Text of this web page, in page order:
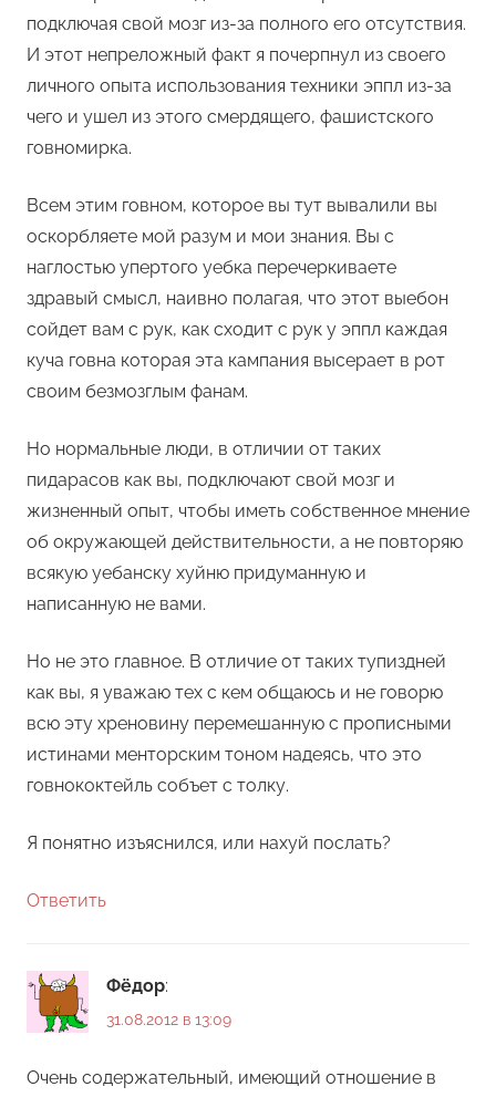
подключая свой мозг из-за полного его отсутствия.
И этот непреложный факт я почерпнул из своего
личного опыта использования техники эппл из-за
чего и ушел из этого смердящего, фашистского
говномирка.
Всем этим говном, которое вы тут вывалили вы
оскорбляете мой разум и мои знания. Вы с
наглостью упертого уебка перечеркиваете
здравый смысл, наивно полагая, что этот выебон
сойдет вам с рук, как сходит с рук у эппл каждая
куча говна которая эта кампания высерает в рот
своим безмозглым фанам.
Но нормальные люди, в отличии от таких
пидарасов как вы, подключают свой мозг и
жизненный опыт, чтобы иметь собственное мнение
об окружающей действительности, а не повторяю
всякую уебанску хуйню придуманную и
написанную не вами.
Но не это главное. В отличие от таких тупиздней
как вы, я уважаю тех с кем общаюсь и не говорю
всю эту хреновину перемешанную с прописными
истинами менторским тоном надеясь, что это
говнококтейль собъет с толку.
Я понятно изъяснился, или нахуй послать?
Ответить
Фёдор:
31.08.2012 в 13:09
Очень содержательный, имеющий отношение в